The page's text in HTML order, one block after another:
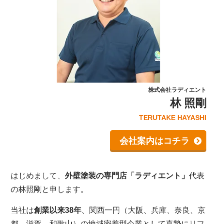
株式会社ラディエント
林 照剛
TERUTAKE HAYASHI
会社案内はコチラ
はじめまして、外壁塗装の専門店「ラディエント」代表
の林照剛と申します。
当社は創業以来38年 、関西一円（大阪、兵庫、奈良、京